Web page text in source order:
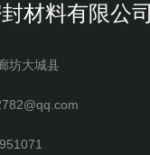
材料有限公司
坊大城县